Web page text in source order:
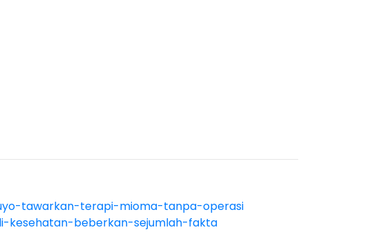
tawarkan-terapi-mioma-tanpa-operasi
kesehatan-beberkan-sejumlah-fakta